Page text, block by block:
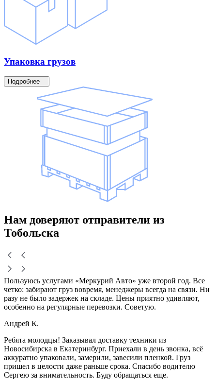
Упаковка грузов
Подробнее
Нам доверяют отправители из
Тобольска
Пользуюсь услугами «Меркурий Авто» уже второй год. Все
четко: забирают груз вовремя, менеджеры всегда на связи. Ни
разу не было задержек на складе. Цены приятно удивляют,
особенно на регулярные перевозки. Советую.
Андрей К.
Ребята молодцы! Заказывал доставку техники из
Новосибирска в Екатеринбург. Приехали в день звонка, всё
аккуратно упаковали, замерили, завесили пленкой. Груз
пришел в целости даже раньше срока. Спасибо водителю
Сергею за внимательность. Буду обращаться еще.